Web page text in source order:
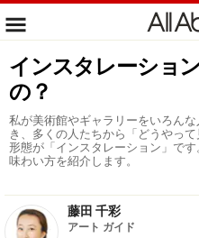
インスタレーショ
の？
私が美術館やギャラリーをいろん
き、多くの人たちから「どうやっ
形態が「インスタレーション」で
味わい方を紹介します。
藤田 千彩
アート ガイド